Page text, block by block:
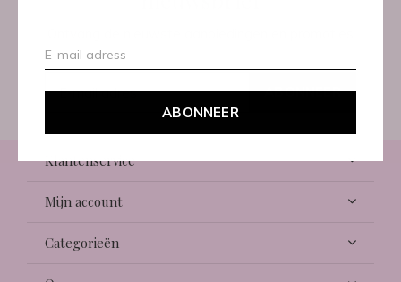
ABONNEER
ABONNEER
Klantenservice
Mijn account
Categorieën